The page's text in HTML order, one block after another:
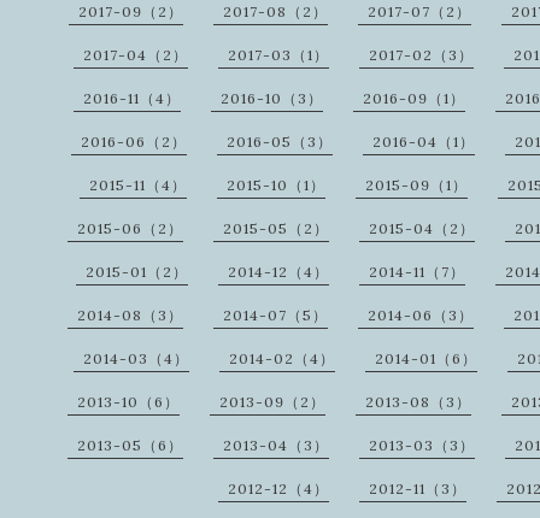
2017-09（2） 2017-08（2） 2017-07（2）
2017-04（2） 2017-03（1） 2017-02（3）
2016-11（4） 2016-10（3） 2016-09（1）
2016-06（2） 2016-05（3） 2016-04（1）
2015-11（4） 2015-10（1） 2015-09（1）
2015-06（2） 2015-05（2） 2015-04（2）
2015-01（2） 2014-12（4） 2014-11（7）
2014-08（3） 2014-07（5） 2014-06（3）
2014-03（4） 2014-02（4） 2014-01（6）
2013-10（6） 2013-09（2） 2013-08（3）
2013-05（6） 2013-04（3） 2013-03（3）
2012-12（4） 2012-11（3）